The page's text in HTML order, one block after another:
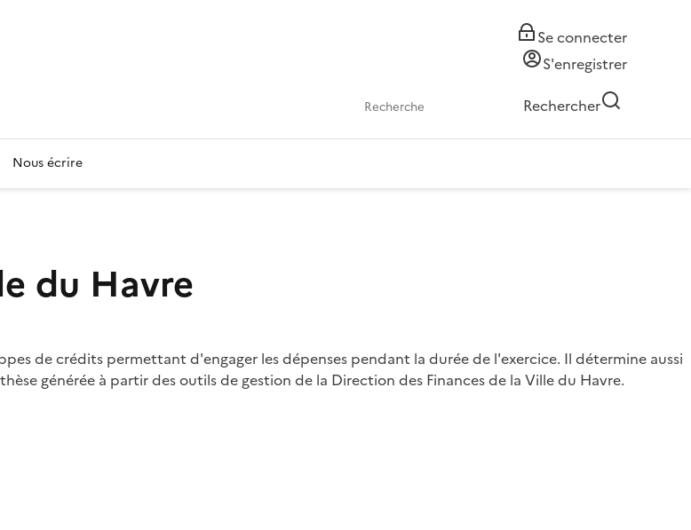
Se connecter
S'enregistrer
Rechercher
Nous écrire
du Havre
de crédits permettant d'engager les dépenses pendant la durée de l'exercice. Il détermine aussi
générée à partir des outils de gestion de la Direction des Finances de la Ville du Havre.